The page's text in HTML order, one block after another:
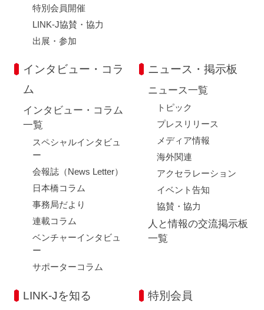
特別会員開催
LINK-J協賛・協力
出展・参加
インタビュー・コラ
ム
インタビュー・コラム
一覧
スペシャルインタビュ
ー
会報誌（News Letter）
日本橋コラム
事務局だより
連載コラム
ベンチャーインタビュ
ー
サポーターコラム
ニュース・掲示板
ニュース一覧
トピック
プレスリリース
メディア情報
海外関連
アクセラレーション
イベント告知
協賛・協力
人と情報の交流掲示板
一覧
LINK-Jを知る 特別会員